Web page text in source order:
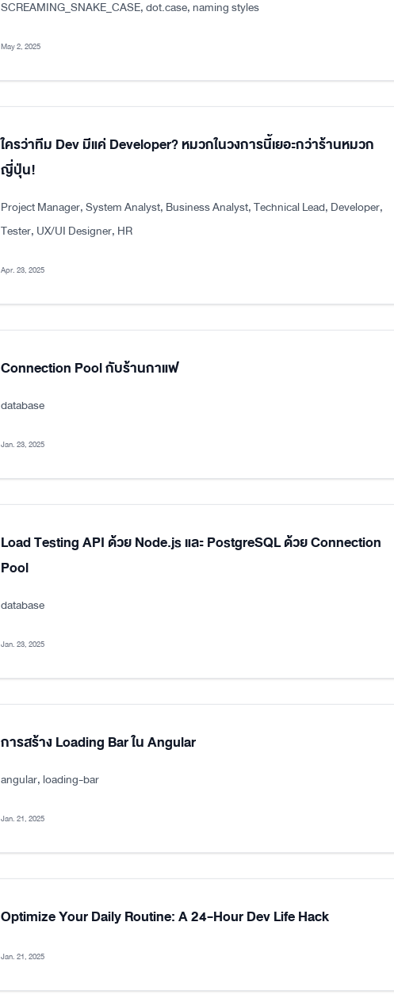
SCREAMING_SNAKE_CASE, dot.case, naming styles
May 2, 2025
ใครว่าทีม Dev มีแค่ Developer? หมวกในวงการนี้เยอะกว่าร้านหมวก
ญี่ปุ่น!
Project Manager, System Analyst, Business Analyst, Technical Lead, Developer,
Tester, UX/UI Designer, HR
Apr. 23, 2025
Connection Pool กับร้านกาแฟ
database
Jan. 23, 2025
Load Testing API ด้วย Node.js และ PostgreSQL ด้วย Connection
Pool
database
Jan. 23, 2025
การสร้าง Loading Bar ใน Angular
angular, loading-bar
Jan. 21, 2025
Optimize Your Daily Routine: A 24-Hour Dev Life Hack
Jan. 21, 2025